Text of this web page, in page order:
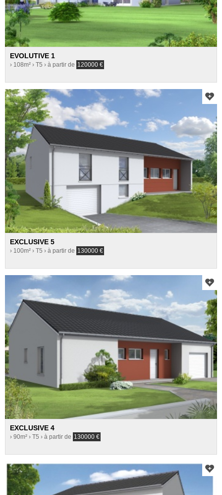
EVOLUTIVE 1
› 108m² › T5 › à partir de 120000 €
EXCLUSIVE 5
› 100m² › T5 › à partir de 130000 €
EXCLUSIVE 4
› 90m² › T5 › à partir de 130000 €